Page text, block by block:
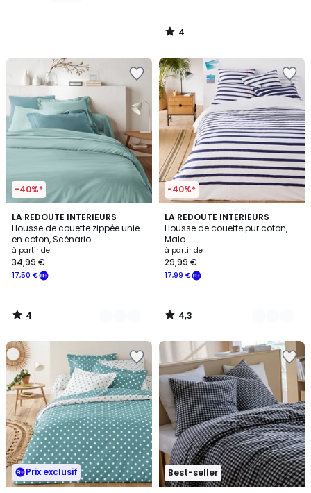
4
/
-40%*
LA REDOUTE INTERIEURS
Housse de couette zippée unie
en coton, Scénario
à partir de
17,50 €
34,99 €
4
/
5
22
Couleurs
4
/
-40%*
LA REDOUTE INTERIEURS
Housse de couette pur coton,
Malo
à partir de
17,99 €
29,99 €
4,3
/ 5
3
Couleurs
4,3
/
Prix exclusif Best-seller